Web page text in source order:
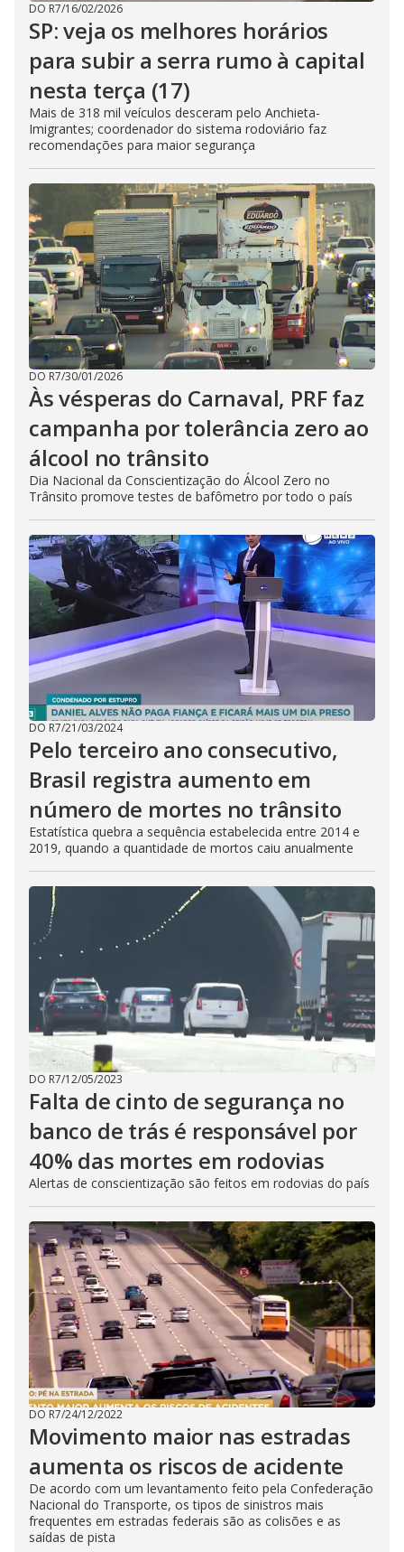
DO R7/16/02/2026
SP: veja os melhores horários
para subir a serra rumo à capital
nesta terça (17)
Mais de 318 mil veículos desceram pelo Anchieta-
Imigrantes; coordenador do sistema rodoviário faz
recomendações para maior segurança
DO R7/30/01/2026
Às vésperas do Carnaval, PRF faz
campanha por tolerância zero ao
álcool no trânsito
Dia Nacional da Conscientização do Álcool Zero no
Trânsito promove testes de bafômetro por todo o país
DO R7/21/03/2024
Pelo terceiro ano consecutivo,
Brasil registra aumento em
número de mortes no trânsito
Estatística quebra a sequência estabelecida entre 2014 e
2019, quando a quantidade de mortos caiu anualmente
DO R7/12/05/2023
Falta de cinto de segurança no
banco de trás é responsável por
40% das mortes em rodovias
Alertas de conscientização são feitos em rodovias do país
DO R7/24/12/2022
Movimento maior nas estradas
aumenta os riscos de acidente
De acordo com um levantamento feito pela Confederação
Nacional do Transporte, os tipos de sinistros mais
frequentes em estradas federais são as colisões e as
saídas de pista